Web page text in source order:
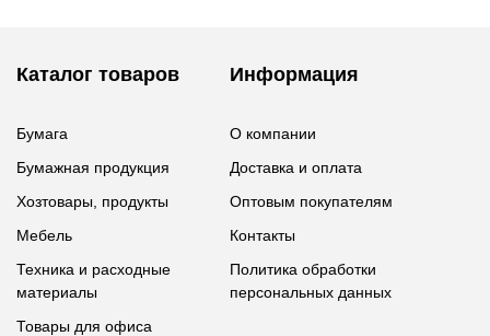
Каталог товаров
Бумага
Бумажная продукция
Хозтовары, продукты
Мебель
Техника и расходные
материалы
Товары для офиса
Информация
О компании
Доставка и оплата
Оптовым покупателям
Контакты
Политика обработки
персональных данных